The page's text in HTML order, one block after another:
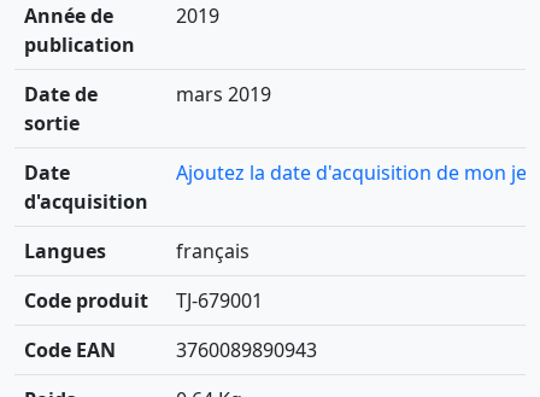
Année de
publication
2019
Date de
sortie
mars 2019
Date
d'acquisition
Ajoutez la date d'acquisition de mon jeu
Langues
français
Code produit
TJ-679001
Code EAN
3760089890943